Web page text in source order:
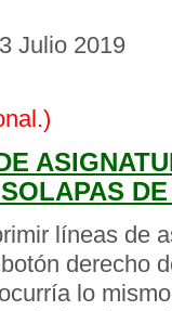
Julio 2019
líneas de
derecho
lo